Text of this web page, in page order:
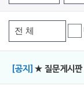
[공지] ★ 질문게시